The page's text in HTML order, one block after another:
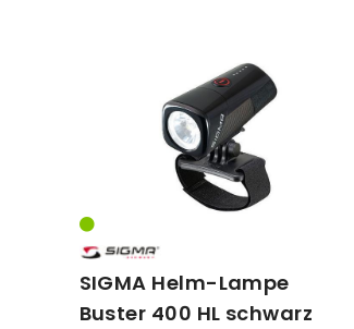
SIGMA Helm-Lampe
Buster 400 HL schwarz